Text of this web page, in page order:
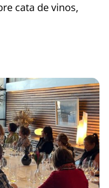
cata de vinos,